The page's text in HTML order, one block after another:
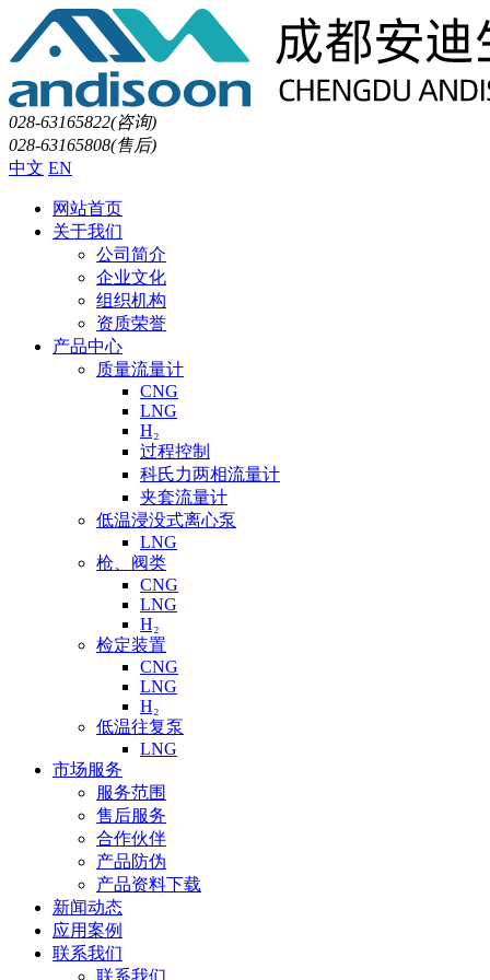
028-63165822(咨询)
028-63165808(售后)
中文 EN
网站首页
关于我们
公司简介
企业文化
组织机构
资质荣誉
产品中心
质量流量计
CNG
LNG
H₂
过程控制
科氏力两相流量计
夹套流量计
低温浸没式离心泵
LNG
枪、阀类
CNG
LNG
H₂
检定装置
CNG
LNG
H₂
低温往复泵
LNG
市场服务
服务范围
售后服务
合作伙伴
产品防伪
产品资料下载
新闻动态
应用案例
联系我们
联系我们